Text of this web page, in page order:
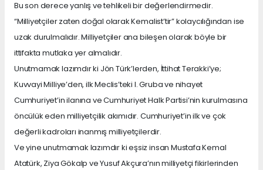
Bu son derece yanlış ve tehlikeli bir değerlendirmedir.
“Milliyetçiler zaten doğal olarak Kemalist’tir” kolaycılığından ise
uzak durulmalıdır. Milliyetçiler ana bileşen olarak böyle bir
ittifakta mutlaka yer almalıdır.
Unutmamak lazımdır ki Jön Türk’lerden, İttihat Terakki’ye;
Kuvvayi Milliye’den, ilk Meclis’teki I. Gruba ve nihayet
Cumhuriyet’in ilanına ve Cumhuriyet Halk Partisi’nin kurulmasına
öncülük eden milliyetçilik akımıdır. Cumhuriyet’in ilk ve çok
değerli kadroları inanmış milliyetçilerdir.
Ve yine unutmamak lazımdır ki eşsiz insan Mustafa Kemal
Atatürk, Ziya Gökalp ve Yusuf Akçura’nın milliyetçi fikirlerinden